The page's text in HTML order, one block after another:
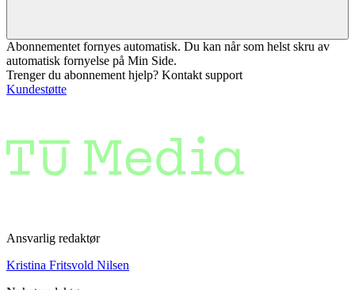
Abonnementet fornyes automatisk. Du kan når som helst skru av
automatisk fornyelse på Min Side.
Trenger du abonnement hjelp? Kontakt support
Kundestøtte
Ansvarlig redaktør
Kristina Fritsvold Nilsen